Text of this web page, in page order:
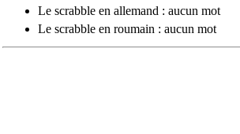
Le scrabble en allemand : aucun mot
Le scrabble en roumain : aucun mot